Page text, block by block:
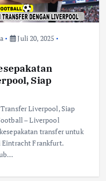
Juli 20, 2025
Siap
Liverpool, Siap
– Liverpool
transfer untuk
Eintracht Frankfurt.